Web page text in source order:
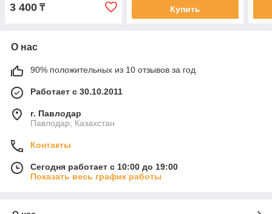
3 400 ₸ Купить
О нас
90% положительных из 10 отзывов за год
Работает с 30.10.2011
г. Павлодар
Павлодар, Казахстан
Контакты
Сегодня работает с 10:00 до 19:00
Показать весь график работы